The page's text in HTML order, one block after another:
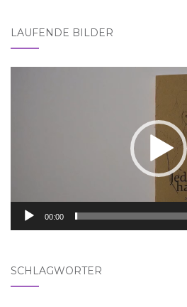
LAUFENDE BILDER
00:00
SCHLAGWÖRTER